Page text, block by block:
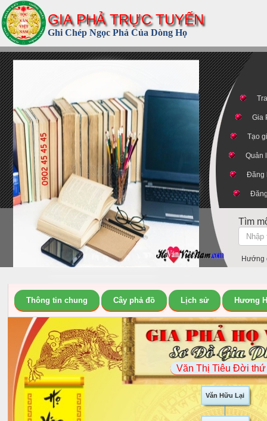
GIA PHẢ TRỰC TUYẾN
Ghi Chép Ngọc Phả Của Dòng Họ
Gia
Tạo
Quản
Đăng
Tìm
Hướng
Thông tin chung Cây phả đồ Lịch sử Hương
Văn Thị Tiêu Đời thứ
Văn Hữu Lại